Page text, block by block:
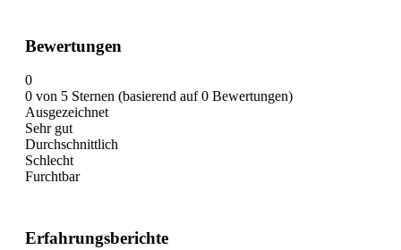
Bewertungen
0
0 von 5 Sternen (basierend auf 0 Bewertungen)
Ausgezeichnet
Sehr gut
Durchschnittlich
Schlecht
Furchtbar
Erfahrungsberichte